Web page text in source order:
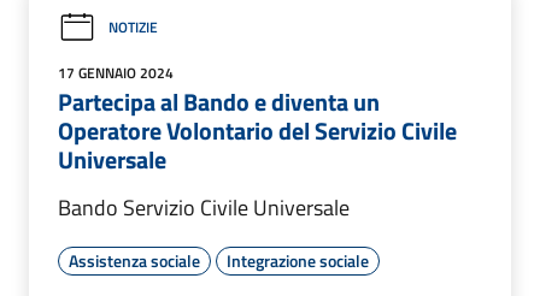
NOTIZIE
17 GENNAIO 2024
Partecipa al Bando e diventa un
Operatore Volontario del Servizio Civile
Universale
Bando Servizio Civile Universale
Assistenza sociale Integrazione sociale